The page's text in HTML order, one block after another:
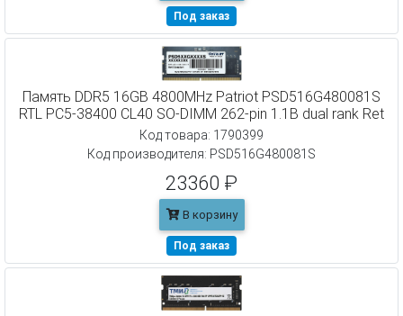
Под заказ
Память DDR5 16GB 4800MHz Patriot PSD516G480081S
RTL PC5-38400 CL40 SO-DIMM 262-pin 1.1В dual rank Ret
Код товара: 1790399
Код производителя: PSD516G480081S
23360 ₽
В корзину
Под заказ